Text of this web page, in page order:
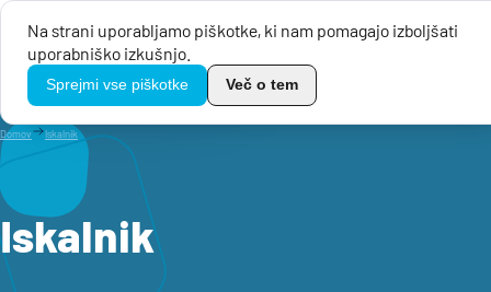
Na strani uporabljamo piškotke, ki nam pomagajo izboljšati
uporabniško izkušnjo.
Sprejmi vse piškotke Več o tem
TikoPro
Domov Iskalnik
Iskalnik